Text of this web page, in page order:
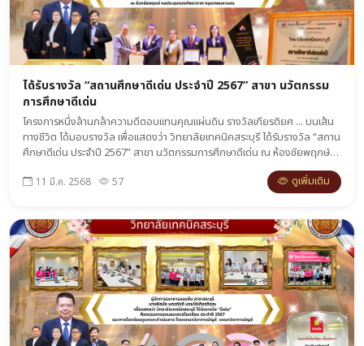
ได้รับรางวัล “สถานศึกษาดีเด่น ประจำปี 2567” สาขา นวัตกรรม
การศึกษาดีเด่น
โครงการหนึ่งล้านกล้าความดีตอบแทนคุณแผ่นดิน รางวัลเกียรติยศ ... บนเส้น
ทางชีวิต ได้มอบรางวัล เพื่อแสดงว่า วิทยาลัยเทคนิคสระบุรี ได้รับรางวัล “สถาน
ศึกษาดีเด่น ประจำปี 2567” สาขา นวัตกรรมการศึกษาดีเด่น ณ ห้องชัยพฤกษ์
11 มี.ค. 2568 57 ดูเพิ่มเติม